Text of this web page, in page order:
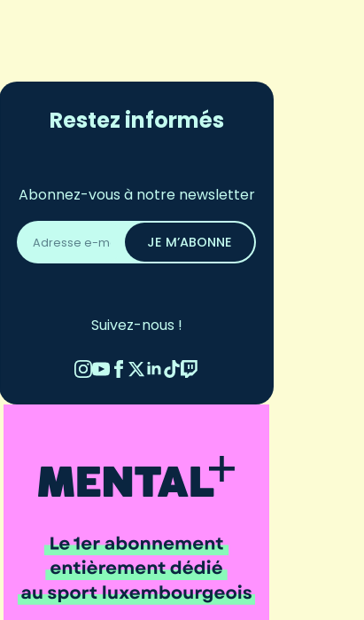
Restez informés
Abonnez-vous à notre newsletter
Adresse
email
*
JE M’ABONNE
Suivez-nous !